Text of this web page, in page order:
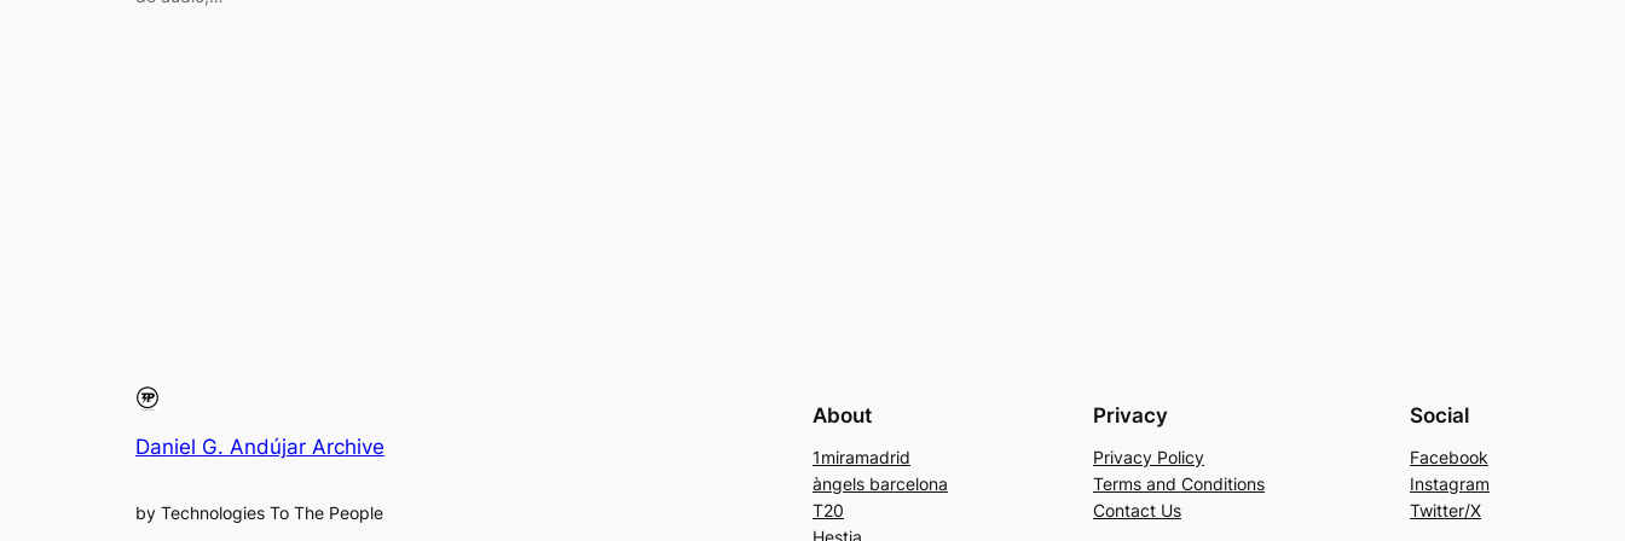
Daniel G. Andújar Archive
by Technologies To The People
About
1miramadrid
àngels barcelona
T20
Privacy
Privacy Policy
Terms and Conditions
Contact Us
Social
Facebook
Instagram
Twitter/X